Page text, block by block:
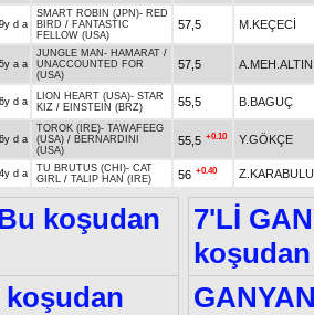
9y d a
SMART ROBIN (JPN)- RED
BIRD / FANTASTIC
FELLOW (USA)
57,5 M.KEÇECİ
5y a a
JUNGLE MAN - HAMARAT /
UNACCOUNTED FOR
(USA)
57,5 A.MEH.ALTIN
6y d a LION HEART (USA)- STAR
KIZ / EINSTEIN (BRZ) 55,5 B.BAGUÇ
6y d a
TOROK (IRE)- TAWAFEEG
(USA) / BERNARDINI
(USA)
55,5 +0.10 Y.GÖKÇE
4y d a TU BRUTUS (CHI)- CAT
GIRL / TALIP HAN (IRE) 56 +0.40
koşudan
7'Lİ
koşudan